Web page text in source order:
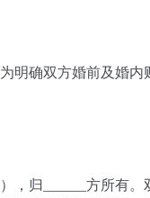
明确双方婚前及婚
，归______方所有